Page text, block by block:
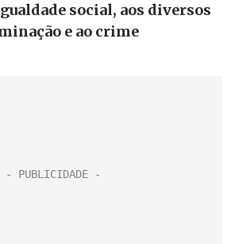
social, aos diversos
e ao crime